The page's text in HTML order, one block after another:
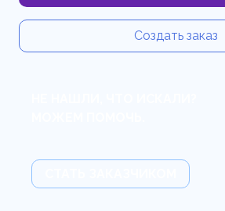
Создать заказ